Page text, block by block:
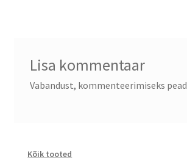
Lisa kommentaar
Vabandust, kommenteerimiseks pead
Kõik tooted